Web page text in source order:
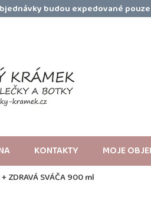
budou expedované
KONTAKTY MOJE
ZDRAVÁ SVÁČA 900 ml